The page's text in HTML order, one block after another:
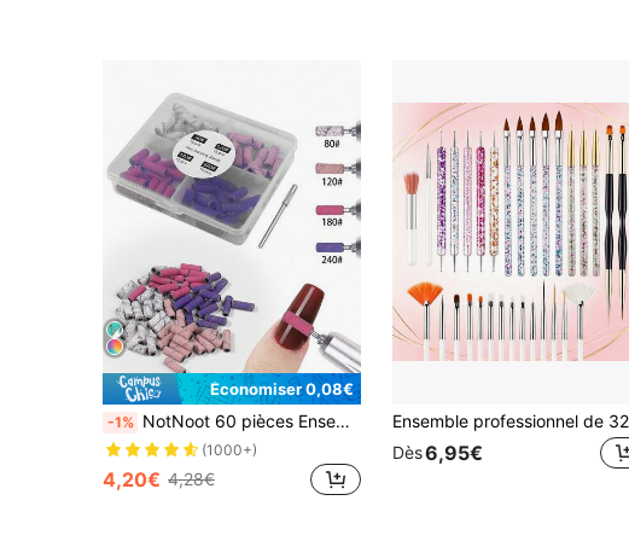
Économiser 0,08€
-1% NotNoot 60 pièces Ensemble de mini-forets à ongles de 4 grains, bandes de ponçage mini 3 mm, forets de lime à ongles électrique, outils de manucure
(1000+)
4,20€ 4,28€
Dès6,95€